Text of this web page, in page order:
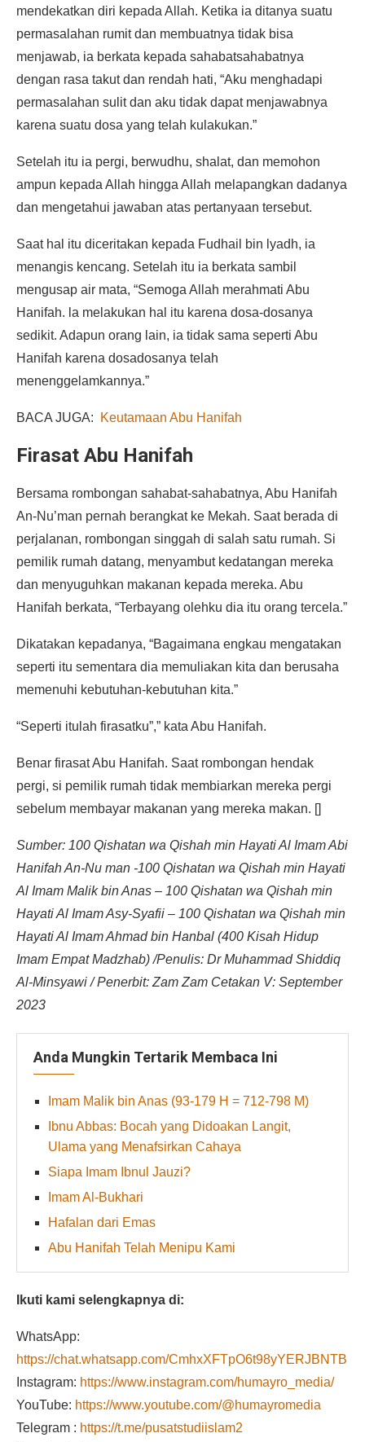
mendekatkan diri kepada Allah. Ketika ia ditanya suatu
permasalahan rumit dan membuatnya tidak bisa
menjawab, ia berkata kepada sahabatsahabatnya
dengan rasa takut dan rendah hati, “Aku menghadapi
permasalahan sulit dan aku tidak dapat menjawabnya
karena suatu dosa yang telah kulakukan.”
Setelah itu ia pergi, berwudhu, shalat, dan memohon
ampun kepada Allah hingga Allah melapangkan dadanya
dan mengetahui jawaban atas pertanyaan tersebut.
Saat hal itu diceritakan kepada Fudhail bin lyadh, ia
menangis kencang. Setelah itu ia berkata sambil
mengusap air mata, “Semoga Allah merahmati Abu
Hanifah. la melakukan hal itu karena dosa-dosanya
sedikit. Adapun orang lain, ia tidak sama seperti Abu
Hanifah karena dosadosanya telah
menenggelamkannya.”
BACA JUGA: Keutamaan Abu Hanifah
Firasat Abu Hanifah
Bersama rombongan sahabat-sahabatnya, Abu Hanifah
An-Nu’man pernah berangkat ke Mekah. Saat berada di
perjalanan, rombongan singgah di salah satu rumah. Si
pemilik rumah datang, menyambut kedatangan mereka
dan menyuguhkan makanan kepada mereka. Abu
Hanifah berkata, “Terbayang olehku dia itu orang tercela.”
Dikatakan kepadanya, “Bagaimana engkau mengatakan
seperti itu sementara dia memuliakan kita dan berusaha
memenuhi kebutuhan-kebutuhan kita.”
“Seperti itulah firasatku”,” kata Abu Hanifah.
Benar firasat Abu Hanifah. Saat rombongan hendak
pergi, si pemilik rumah tidak membiarkan mereka pergi
sebelum membayar makanan yang mereka makan. []
Sumber: 100 Qishatan wa Qishah min Hayati Al Imam Abi
Hanifah An-Nu man -100 Qishatan wa Qishah min Hayati
Al Imam Malik bin Anas – 100 Qishatan wa Qishah min
Hayati Al Imam Asy-Syafii – 100 Qishatan wa Qishah min
Hayati Al Imam Ahmad bin Hanbal (400 Kisah Hidup
Imam Empat Madzhab) /Penulis: Dr Muhammad Shiddiq
Al-Minsyawi / Penerbit: Zam Zam Cetakan V: September
2023
Anda Mungkin Tertarik Membaca Ini
Imam Malik bin Anas (93-179 H = 712-798 M)
Ibnu Abbas: Bocah yang Didoakan Langit,
Ulama yang Menafsirkan Cahaya
Siapa Imam Ibnul Jauzi?
Imam Al-Bukhari
Hafalan dari Emas
Abu Hanifah Telah Menipu Kami
Ikuti kami selengkapnya di:
WhatsApp:
https://chat.whatsapp.com/CmhxXFTpO6t98yYERJBNTB
Instagram: https://www.instagram.com/humayro_media/
YouTube: https://www.youtube.com/@humayromedia
Telegram : https://t.me/pusatstudiislam2